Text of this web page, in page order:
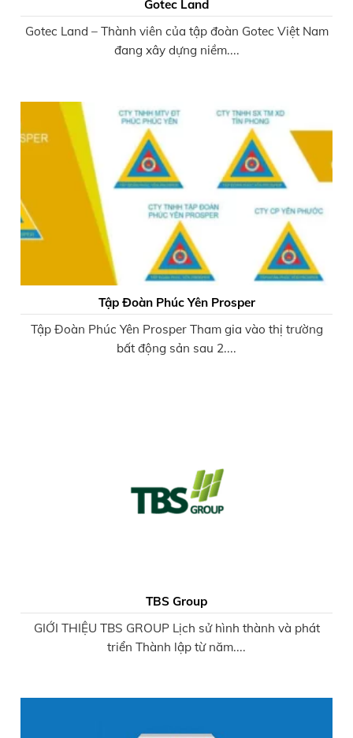
Gotec Land
Gotec Land – Thành viên của tập đoàn Gotec Việt Nam
đang xây dựng niềm....
Tập Đoàn Phúc Yên Prosper
Tập Đoàn Phúc Yên Prosper Tham gia vào thị trường
bất động sản sau 2....
TBS Group
GIỚI THIỆU TBS GROUP Lịch sử hình thành và phát
triển Thành lập từ năm....